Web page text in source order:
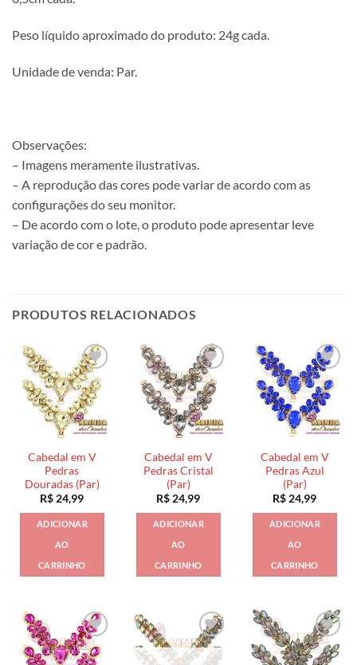
Peso líquido aproximado do produto: 24g cada.
Unidade de venda: Par.
Observações:
– Imagens meramente ilustrativas.
– A reprodução das cores pode variar de acordo com as
configurações do seu monitor.
– De acordo com o lote, o produto pode apresentar leve
variação de cor e padrão.
PRODUTOS RELACIONADOS
Cabedal em V
Pedras
Douradas (Par)
R$24,99
ADICIONAR
AO
CARRINHO
Cabedal em V
Pedras Cristal
(Par)
R$24,99
ADICIONAR
AO
CARRINHO
Cabedal em V
Pedras Azul
(Par)
R$24,99
ADICIONAR
AO
CARRINHO